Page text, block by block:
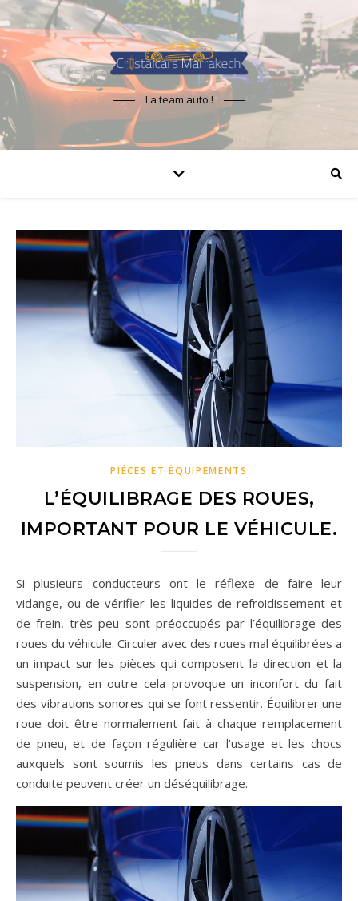
La team auto !
PIÈCES ET ÉQUIPEMENTS
L’ÉQUILIBRAGE DES ROUES,
IMPORTANT POUR LE VÉHICULE.
Si plusieurs conducteurs ont le réflexe de faire leur
vidange, ou de vérifier les liquides de refroidissement et
de frein, très peu sont préoccupés par l’équilibrage des
roues du véhicule. Circuler avec des roues mal équilibrées a
un impact sur les pièces qui composent la direction et la
suspension, en outre cela provoque un inconfort du fait
des vibrations sonores qui se font ressentir. Équilibrer une
roue doit être normalement fait à chaque remplacement
de pneu, et de façon régulière car l’usage et les chocs
auxquels sont soumis les pneus dans certains cas de
conduite peuvent créer un déséquilibrage.